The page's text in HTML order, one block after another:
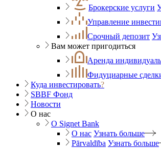
Брокерские услуги
Управление
Срочный депозит
Вам может пригодиться
Аренда
Фидуциарные
Куда инвестировать?
SBBF Фонд
Новости
О нас
O Signet Bank
О нас Узнать больше
Pārvaldība Узнать больше